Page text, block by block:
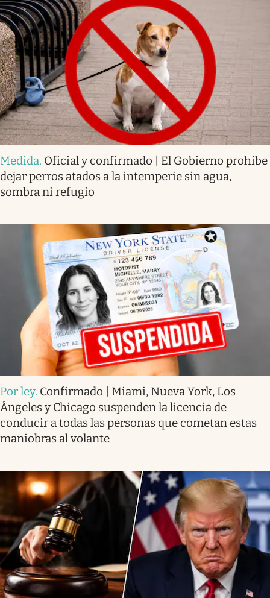
Medida. Oficial y confirmado | El Gobierno prohíbe
dejar perros atados a la intemperie sin agua,
sombra ni refugio
Por ley. Confirmado | Miami, Nueva York, Los
Ángeles y Chicago suspenden la licencia de
conducir a todas las personas que cometan estas
maniobras al volante